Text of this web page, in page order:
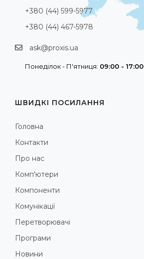
+380 (44) 599-5977
+380 (44) 467-5978
ask@proxis.ua
Понеділок - П'ятниця: 09:00 - 17:00
ШВИДКІ ПОСИЛАННЯ
Головна
Контакти
Про нас
Комп'ютери
Компоненти
Комунікації
Перетворювачі
Програми
Новини